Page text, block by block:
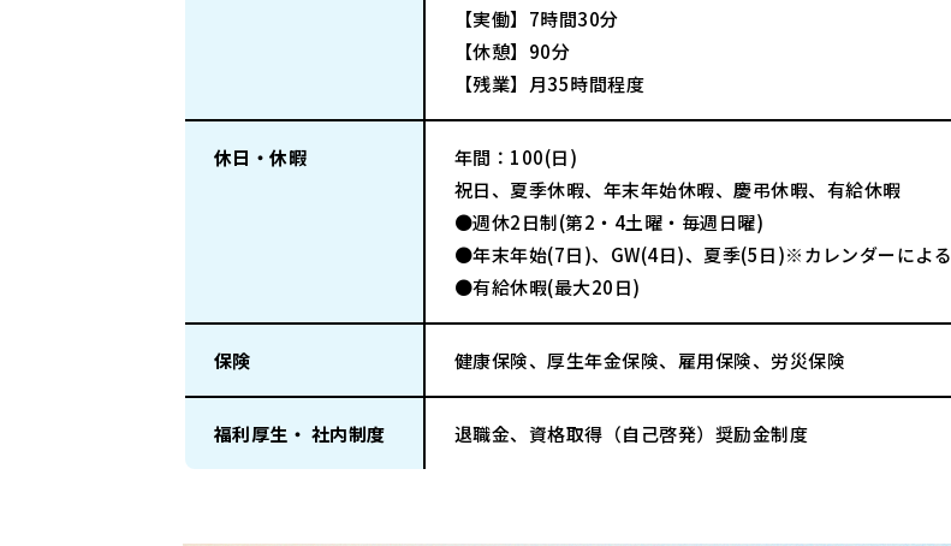
【実働】7時間30分
【休憩】90分
【残業】月35時間程度
休日・休暇
年間：100(日)
祝日、夏季休暇、年末年始休暇、慶弔休暇、有給休暇
●週休2日制(第2・4土曜・毎週日曜)
●年末年始(7日)、GW(4日)、夏季(5日)※カレンダーによる
●有給休暇(最大20日)
保険 健康保険、厚生年金保険、雇用保険、労災保険
福利厚生・ 社内制度 退職金、資格取得（自己啓発）奨励金制度